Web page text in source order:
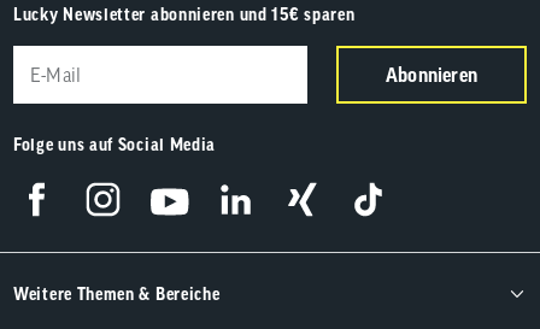
Lucky Newsletter abonnieren und 15€ sparen
Abonnieren
Folge uns auf Social Media
Weitere Themen & Bereiche